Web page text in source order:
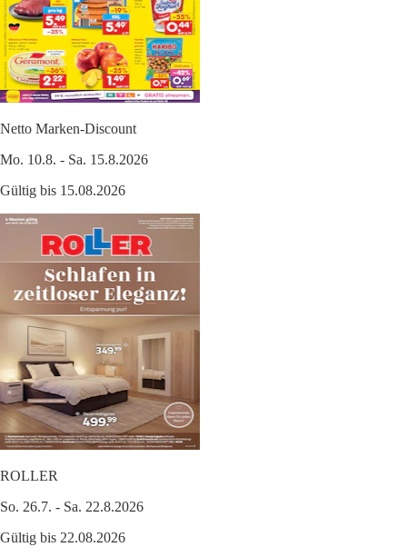
Netto Marken-Discount
Mo. 10.8. - Sa. 15.8.2026
Gültig bis 15.08.2026
ROLLER
So. 26.7. - Sa. 22.8.2026
Gültig bis 22.08.2026